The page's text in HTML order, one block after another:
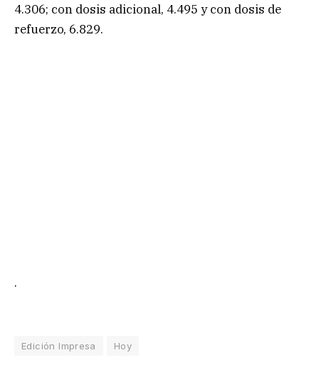
4.306; con dosis adicional, 4.495 y con dosis de
refuerzo, 6.829.
.
Edición Impresa Hoy